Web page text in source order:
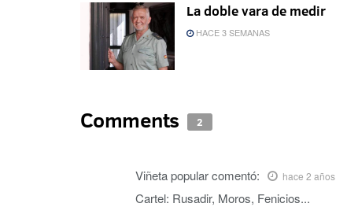
La doble vara de medir
HACE 3 SEMANAS
Comments 2
Viñeta popularcomentó: hace 2 años
Cartel: Rusadir, Moros, Fenicios...